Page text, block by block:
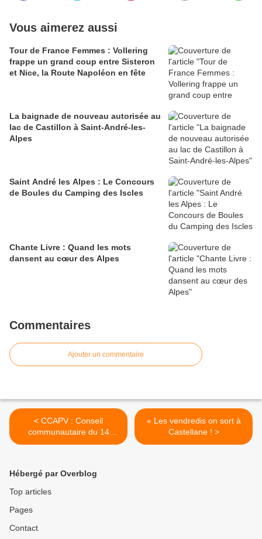
Vous aimerez aussi
Tour de France Femmes : Vollering
frappe un grand coup entre Sisteron
et Nice, la Route Napoléon en fête
La baignade de nouveau autorisée au
lac de Castillon à Saint-André-les-
Alpes
Saint André les Alpes : Le Concours
de Boules du Camping des Iscles
Chante Livre : Quand les mots
dansent au cœur des Alpes
Commentaires
Ajouter un commentaire
< CCAPV : Conseil
communautaire du 14
février
« Les vendredis on sort à
Castellane ! >
Hébergé par Overblog
Top articles
Pages
Contact